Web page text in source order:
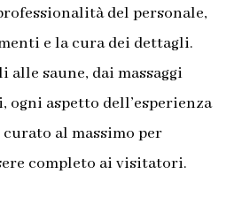
del personale,
e la cura dei dettagli.
saune, dai massaggi
aspetto dell’esperienza
al massimo per
completo ai visitatori.